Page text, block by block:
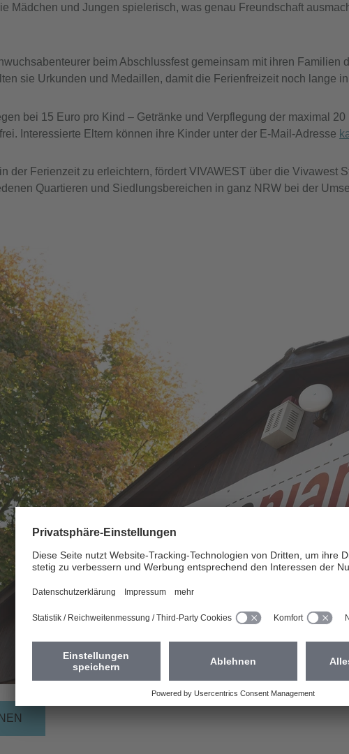
Mädchen und Jungen spielerisch, was genau Freundschaft
beim Abschlussfest gemeinsam mit ihren
sie Urkunden und Medaillen, damit die Ferienfreizeit noch lange
bei 15 Euro pro Kind – Getränke und Verpflegung der maximal
Interessierte Eltern können ihre Kinder unter der E-Mail-Adresse
der Ferienzeit zu erleichtern, fördert VIVAWEST über die Vivawest
Quartieren und Siedlungsbereichen in ganz NRW bei der